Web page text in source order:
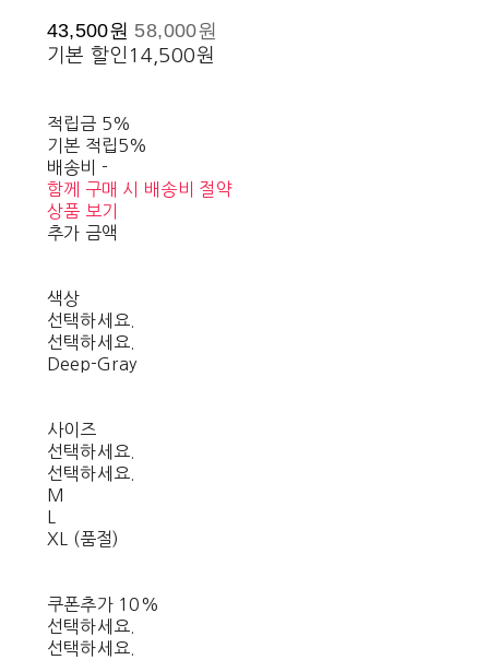
43,500원 58,000원
기본 할인 14,500원
적립금 5%
기본 적립5%
배송비 -
함께 구매 시 배송비 절약
상품 보기
추가 금액
색상
선택하세요.
선택하세요.
Deep-Gray
사이즈
선택하세요.
선택하세요.
M
XL (품절)
쿠폰추가 10%
선택하세요.
선택하세요.